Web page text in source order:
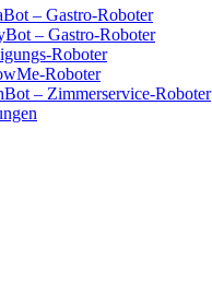
– Gastro-Roboter
– Gastro-Roboter
Roboter
Roboter
– Zimmerservice-Roboter